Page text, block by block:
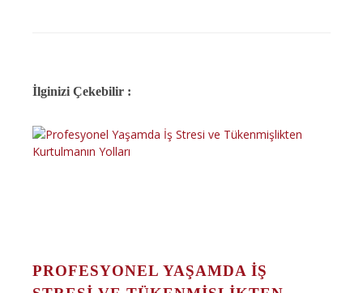
İlginizi Çekebilir :
PROFESYONEL YAŞAMDA İŞ